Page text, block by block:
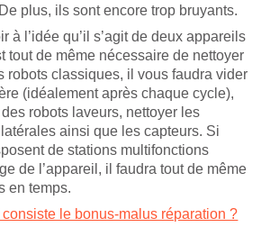
plus, ils sont encore trop bruyants.
à l’idée qu’il s’agit de deux appareils
tout de même nécessaire de nettoyer
robots classiques, il vous faudra vider
(idéalement après chaque cycle),
robots laveurs, nettoyer les
ainsi que les capteurs. Si
de stations multifonctions
de l’appareil, il faudra tout de même
en temps.
le bonus-malus réparation ?